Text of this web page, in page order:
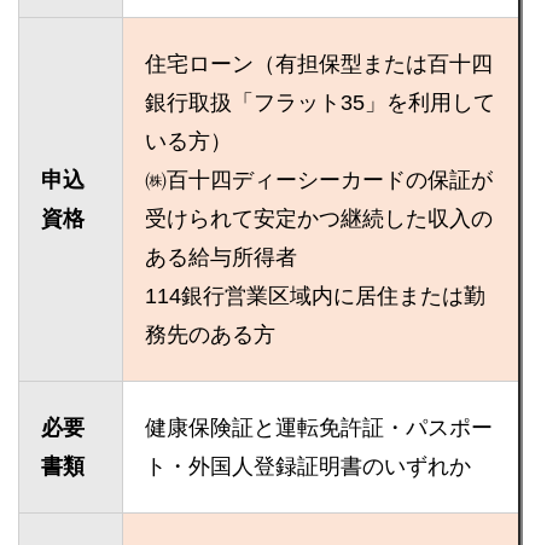
申込
資格
住宅ローン（有担保型または百十四
銀行取扱「フラット35」を利用して
いる方）
㈱百十四ディーシーカードの保証が
受けられて安定かつ継続した収入の
ある給与所得者
114銀行営業区域内に居住または勤
務先のある方
必要
書類
健康保険証と運転免許証・パスポー
ト・外国人登録証明書のいずれか